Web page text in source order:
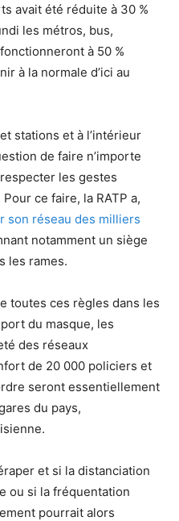
avait été réduite à 30 %
les métros, bus,
à 50 %
à la normale d’ici au
stations et à l’intérieur
de faire n’importe
les gestes
ce faire, la RATP a,
son réseau des milliers
notamment un siège
les rames.
toutes ces règles dans les
du masque, les
des réseaux
de 20 000 policiers et
seront essentiellement
du pays,
et si la distanciation
ou si la fréquentation
pourrait alors